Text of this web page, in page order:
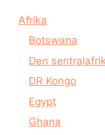
Afrika
Botswana
Den
DR Kongo
Egypt
Ghana